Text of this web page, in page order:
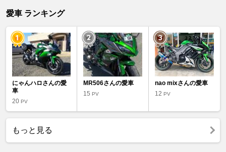
愛車 ランキング
にゃんハロさんの愛
車
20 PV
MR506さんの愛車
15PV
nao mixさんの愛車
12 PV
もっと見る